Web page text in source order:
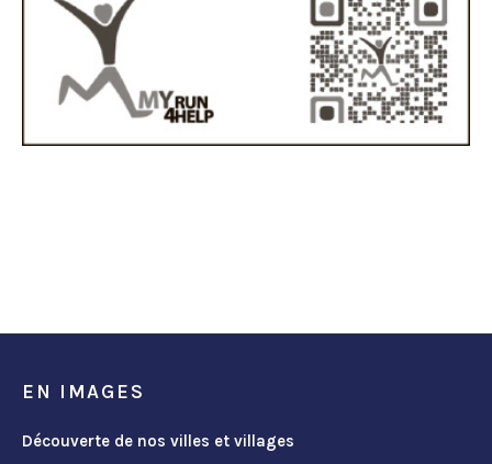
EN IMAGES
Découverte de nos villes et villages